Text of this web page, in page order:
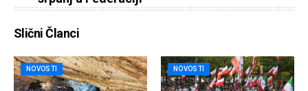
Slični Članci
NOVOSTI NOVOSTI